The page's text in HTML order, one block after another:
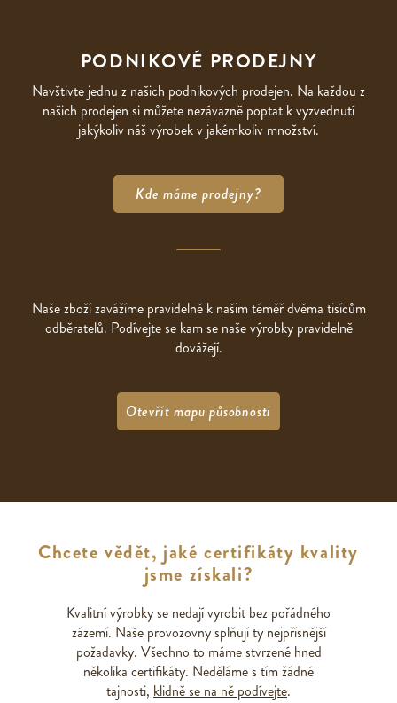
PODNIKOVÉ PRODEJNY
Navštivte jednu z našich podnikových prodejen. Na každou z
našich prodejen si můžete nezávazně poptat k vyzvednutí
jakýkoliv náš výrobek v jakémkoliv množství.
Kde máme prodejny?
Naše zboží zavážíme pravidelně k našim téměř dvěma tisícům
odběratelů. Podívejte se kam se naše výrobky pravidelně
dovážejí.
Otevřít mapu působnosti
Chcete vědět, jaké certifikáty kvality
jsme získali?
Kvalitní výrobky se nedají vyrobit bez pořádného
zázemí. Naše provozovny splňují ty nejpřísnější
požadavky. Všechno to máme stvrzené hned
několika certifikáty. Neděláme s tím žádné
tajnosti, klidně se na ně podívejte.